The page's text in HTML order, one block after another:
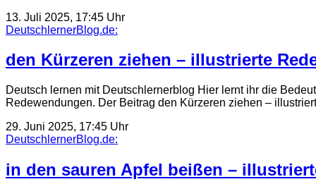
13. Juli 2025, 17:45 Uhr
DeutschlernerBlog.de:
den Kürzeren ziehen – illustrierte
Deutsch lernen mit Deutschlernerblog Hier lernt ihr die
Redewendungen. Der Beitrag den Kürzeren ziehen –
29. Juni 2025, 17:45 Uhr
DeutschlernerBlog.de:
in den sauren Apfel beißen –